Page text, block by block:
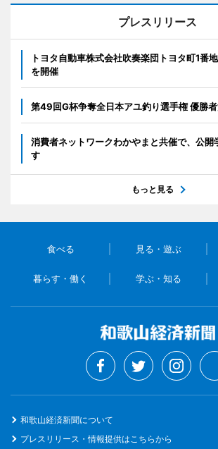
プレスリリース
トヨタ自動車株式会社吹奏楽団トヨタ町1番
を開催
第49回G杯争奪全日本アユ釣り選手権 優勝者
消費者ネットワークわかやまと共催で、公開
す
もっと見る
食べる 見る・遊ぶ
暮らす・働く 学ぶ・知る
和歌山経済新聞について
プレスリリース・情報提供はこちらから